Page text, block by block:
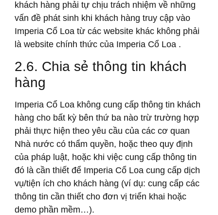
khách hàng phải tự chịu trách nhiệm về những
vấn đề phát sinh khi khách hàng truy cập vào
Imperia Cổ Loa từ các website khác không phải
là website chính thức của Imperia Cổ Loa .
2.6. Chia sẻ thông tin khách
hàng
Imperia Cổ Loa không cung cấp thông tin khách
hàng cho bất kỳ bên thứ ba nào trừ trường hợp
phải thực hiện theo yêu cầu của các cơ quan
Nhà nước có thẩm quyền, hoặc theo quy định
của pháp luật, hoặc khi việc cung cấp thông tin
đó là cần thiết để Imperia Cổ Loa cung cấp dịch
vụ/tiện ích cho khách hàng (ví dụ: cung cấp các
thông tin cần thiết cho đơn vị triển khai hoặc
demo phần mềm…).